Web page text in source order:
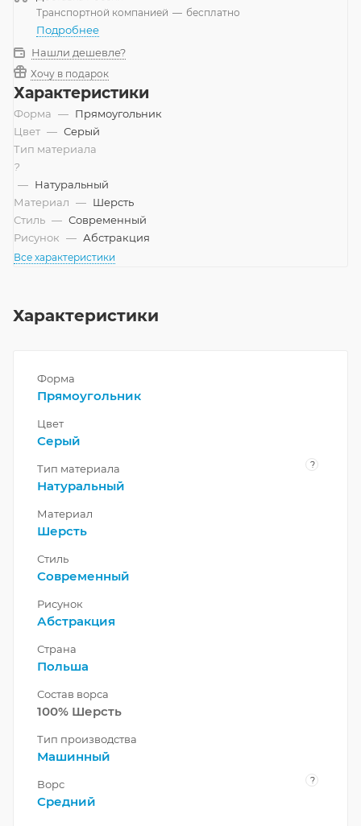
Транспортной компанией — бесплатно
Подробнее
Нашли дешевле?
Хочу в подарок
Характеристики
Форма — Прямоугольник
Цвет — Серый
Тип материала
?
— Натуральный
Материал — Шерсть
Стиль — Современный
Рисунок — Абстракция
Все характеристики
Характеристики
Форма
Прямоугольник
Цвет
Серый
Тип материала ?
Натуральный
Материал
Шерсть
Стиль
Современный
Рисунок
Абстракция
Страна
Польша
Состав ворса
100% Шерсть
Тип производства
Машинный
Ворс ?
Средний